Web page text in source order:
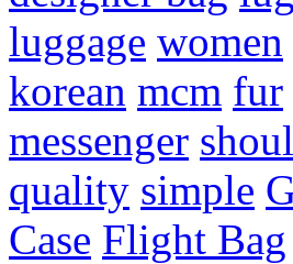
luggage women
korean mcm fur
messenger
quality simple
Case Flight Bag